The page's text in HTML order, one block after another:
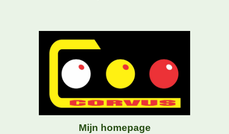
Mijn homepage